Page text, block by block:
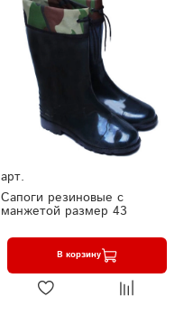
арт.
Сапоги резиновые с
манжетой размер 43
В корзину